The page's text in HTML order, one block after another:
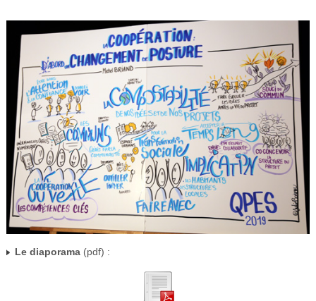
Le diaporama(pdf) :